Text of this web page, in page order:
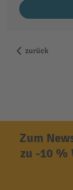
zurück
Zum
zu -10 %